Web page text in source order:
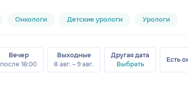
Онкологи Детские урологи Урологи
Вечер
после 18:00
Выходные
8 авг. – 9 авг.
Другая дата
Выбрать
Есть